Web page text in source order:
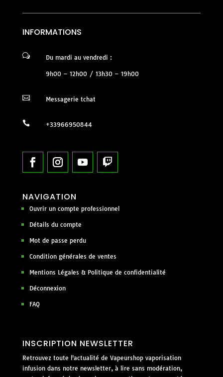
INFORMATIONS
w Du mardi au vendredi :
9h00 – 12h00 / 13h30 – 19h00
 Messagerie tchat
 +33966950844
NAVIGATION
Ouvrir un compte professionnel
Détails du compte
Mot de passe perdu
Condition générales de ventes
Mentions Légales & Politique de confidentialité
Déconnexion
FAQ
INSCRIPTION NEWSLETTER
Retrouvez toute l'actualité de Vapeurshop vaporisation
infusion dans notre newsletter, à lire sans modération,